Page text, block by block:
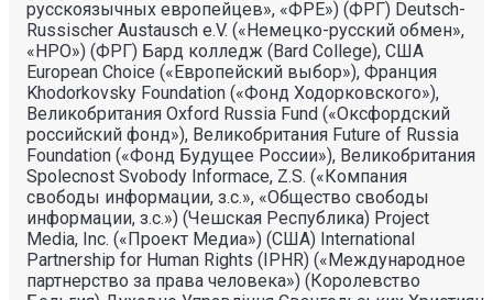
русскоязычных европейцев», «ФРЕ») (ФРГ) Deutsch-
Russischer Austausch e.V. («Немецко-русский обмен»,
«НРО») (ФРГ) Бард колледж (Bard College), США
European Choice («Европейский выбор»), Франция
Khodorkovsky Foundation («Фонд Ходорковского»),
Великобритания Oxford Russia Fund («Оксфордский
российский фонд»), Великобритания Future of Russia
Foundation («Фонд Будущее России»), Великобритания
Spolecnost Svobody Informace, Z.S. («Компания
свободы информации, з.с.», «Общество свободы
информации, з.с.») (Чешская Республика) Project
Media, Inc. («Проект Медиа») (США) International
Partnership for Human Rights (IPHR) («Международное
партнерство за права человека») (Королевство